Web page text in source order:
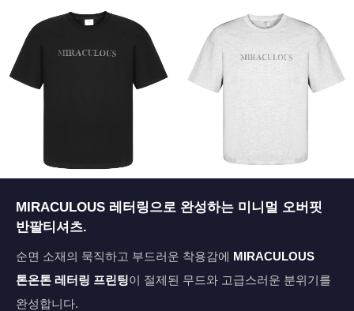
PAYCO 바로구매
MIRACULOUS 레터링으로 완성하는 미니멀 오버핏
반팔티셔츠.
순면 소재의 묵직하고 부드러운 착용감에 MIRACULOUS
톤온톤 레터링 프린팅이 절제된 무드와 고급스러운 분위기를
완성합니다.